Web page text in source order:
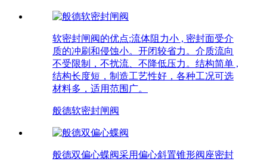
软密封闸阀的优点:流体阻力小 , 密封面受介
质的冲刷和侵蚀小。开闭较省力。介质流向
不受限制，不扰流、不降低压力。结构简单 ,
结构长度短，制造工艺性好，各种工况可选
材料多，适用范围广。
般德软密封闸阀
般德双偏心蝶阀采用偏心斜置锥形阀座密封